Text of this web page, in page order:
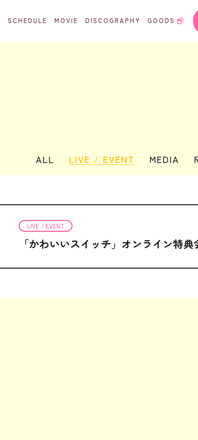
SCHEDULE MOVIE DISCOGRAPHY GOODS
ALL LIVE / EVENT MEDIA
LIVE / EVENT
「かわいいスイッチ」オンライン特典